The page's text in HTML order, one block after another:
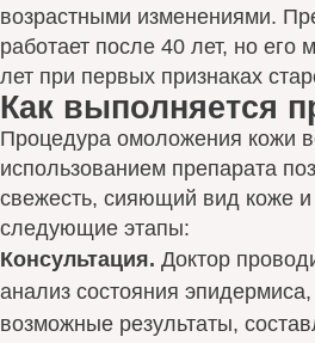
возрастными изменениями.
работает после 40 лет, но его
лет при первых признаках
Как выполняется
Процедура омоложения кожи
использованием препарата
свежесть, сияющий вид коже и
следующие этапы:
Консультация. Доктор
анализ состояния
возможные результаты,